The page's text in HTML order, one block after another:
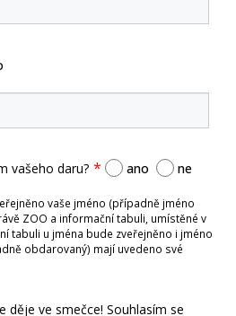
vašeho daru? ano ne
vaše jméno (případně jméno
ZOO a informační tabuli, umístěné v
tabuli u jména bude zveřejněno i jméno
obdarovaný) mají uvedeno své
děje ve smečce! Souhlasím se